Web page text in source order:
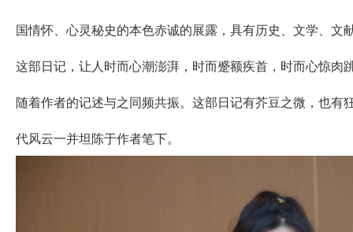
国情怀、心灵秘史的本色赤诚的展露，具有历史、文学、文
这部日记，让人时而心潮澎湃，时而蹙额疾首，时而心惊肉
随着作者的记述与之同频共振。这部日记有芥豆之微，也有
代风云一并坦陈于作者笔下。